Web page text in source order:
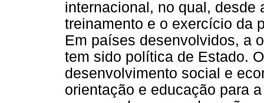
internacional, no qual, desde
treinamento e o exercício da
Em países desenvolvidos, a
tem sido política de Estado.
desenvolvimento social e
orientação e educação para